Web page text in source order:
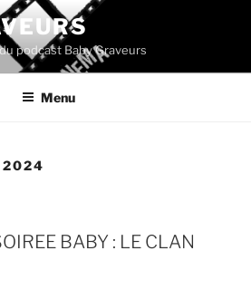
podcast Baby Graveurs
Menu
2024
BABY : LE CLAN